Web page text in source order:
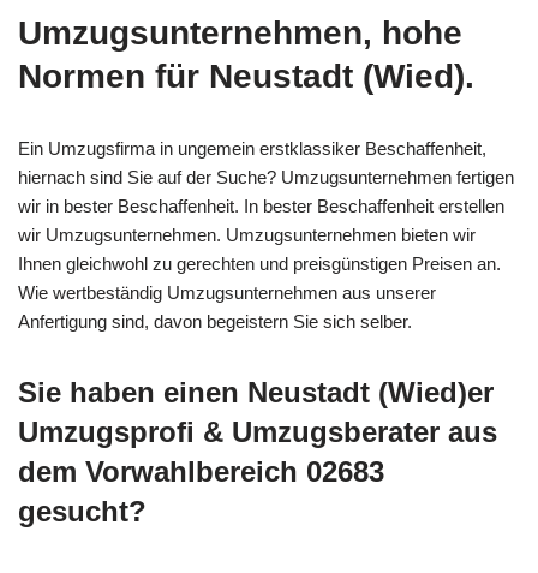
Umzugsunternehmen, hohe
Normen für Neustadt (Wied).
Ein Umzugsfirma in ungemein erstklassiker Beschaffenheit,
hiernach sind Sie auf der Suche? Umzugsunternehmen fertigen
wir in bester Beschaffenheit. In bester Beschaffenheit erstellen
wir Umzugsunternehmen. Umzugsunternehmen bieten wir
Ihnen gleichwohl zu gerechten und preisgünstigen Preisen an.
Wie wertbeständig Umzugsunternehmen aus unserer
Anfertigung sind, davon begeistern Sie sich selber.
Sie haben einen Neustadt (Wied)er
Umzugsprofi & Umzugsberater aus
dem Vorwahlbereich 02683
gesucht?